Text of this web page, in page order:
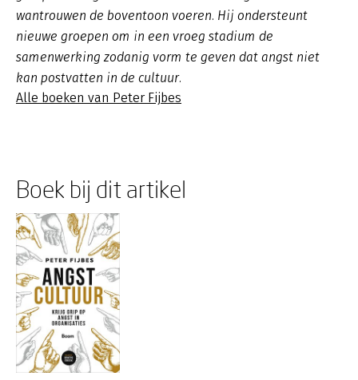
wantrouwen de boventoon voeren. Hij ondersteunt
nieuwe groepen om in een vroeg stadium de
samenwerking zodanig vorm te geven dat angst niet
kan postvatten in de cultuur.
Alle boeken van Peter Fijbes
Boek bij dit artikel